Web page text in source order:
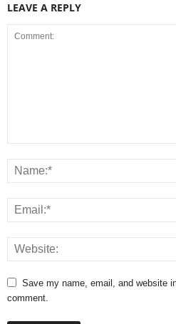
LEAVE A REPLY
Save my name, email, and website
comment.